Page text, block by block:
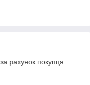
рахунок покупця